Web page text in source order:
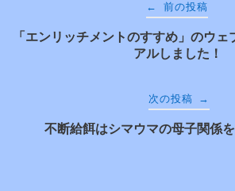
稿
← 前の投稿
「エンリッチメントのすすめ」のウ
アルしました！
次の投稿 →
不断給餌はシマウマの母子関係